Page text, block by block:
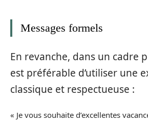
Messages formels
En revanche, dans un cadre
est préférable d’utiliser une
classique et respectueuse :
« Je vous souhaite d’excellentes